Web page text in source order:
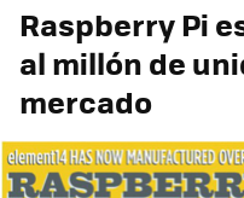
Raspberry Pi
al millón de
mercado